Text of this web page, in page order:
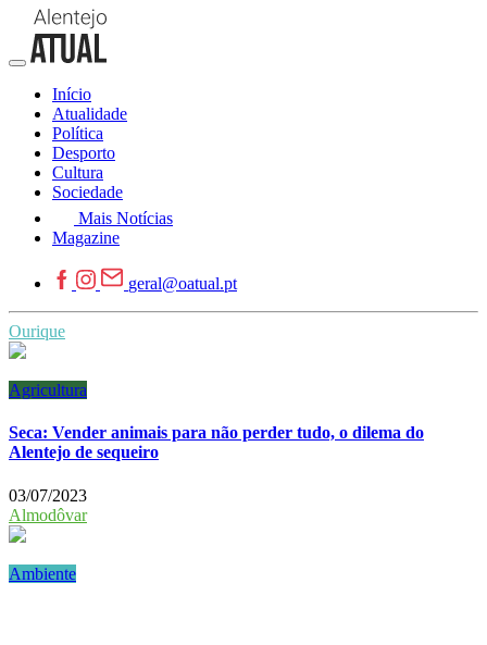
Início
Atualidade
Política
Desporto
Cultura
Sociedade
Mais Notícias
Magazine
geral@oatual.pt
Ourique
Agricultura
Seca: Vender animais para não perder tudo, o dilema do
Alentejo de sequeiro
03/07/2023
Almodôvar
Ambiente